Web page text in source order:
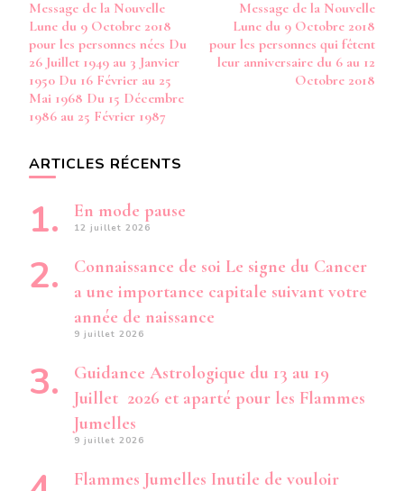
DÉCEMBRE
1977
AU
d’article
Message de la Nouvelle
Lune du 9 Octobre 2018
pour les personnes nées Du
26 Juillet 1949 au 3 Janvier
1950 Du 16 Février au 25
Mai 1968 Du 15 Décembre
1986 au 25 Février 1987
Message de la Nouvelle
Lune du 9 Octobre 2018
pour les personnes qui fêtent
leur anniversaire du 6 au 12
Octobre 2018
ARTICLES RÉCENTS
En mode pause
12 juillet 2026
Connaissance de soi Le signe du Cancer
a une importance capitale suivant votre
année de naissance
9 juillet 2026
Guidance Astrologique du 13 au 19
Juillet 2026 et aparté pour les Flammes
Jumelles
9 juillet 2026
Flammes Jumelles Inutile de vouloir